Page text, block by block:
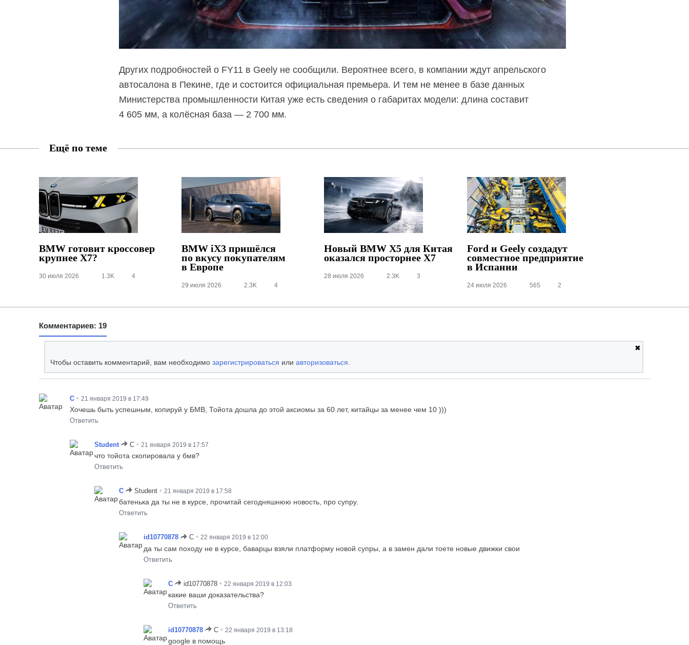
Других подробностей о FY11 в Geely не сообщили. Вероятнее всего, в компании ждут апрельского
автосалона в Пекине, где и состоится официальная премьера. И тем не менее в базе данных
Министерства промышленности Китая уже есть сведения о габаритах модели: длина составит
4 605 мм, а колёсная база — 2 700 мм.
Ещё по теме
BMW готовит кроссовер
крупнее X7?
30 июля 2026 1.3K 4
BMW iX3 пришёлся
по вкусу покупателям
в Европе
29 июля 2026 2.3K 4
Новый BMW X5 для Китая
оказался просторнее X7
28 июля 2026 2.3K 3
Ford и Geely создадут
совместное предприятие
в Испании
24 июля 2026 565 2
Комментариев: 19
✖
Чтобы оставить комментарий, вам необходимо зарегистрироваться или авторизоваться.
C • 21 января 2019 в 17:49
Хочешь быть успешным, копируй у БМВ, Тойота дошла до этой аксиомы за 60 лет, китайцы за менее чем 10 )))
Ответить
Student C • 21 января 2019 в 17:57
что тойота скопировала у бмв?
Ответить
C Student • 21 января 2019 в 17:58
батенька да ты не в курсе, прочитай сегодняшнюю новость, про супру.
Ответить
id10770878 C • 22 января 2019 в 12:00
да ты сам походу не в курсе, баварцы взяли платформу новой супры, а в замен дали тоете новые движки свои
Ответить
C id10770878 • 22 января 2019 в 12:03
какие ваши доказательства?
Ответить
id10770878 C • 22 января 2019 в 13:18
google в помощь